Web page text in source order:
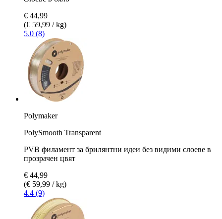
€ 44,99
(€ 59,99 / kg)
5.0 (8)
Polymaker
PolySmooth Transparent
PVB филамент за брилянтни идеи без видими слоеве в
прозрачен цвят
€ 44,99
(€ 59,99 / kg)
4.4 (9)